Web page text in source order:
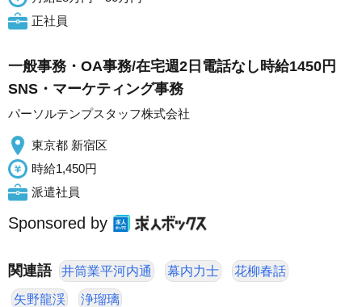
正社員
一般事務・OA事務/在宅週2日電話なし時給1450円
SNS・マーケティング事務
パーソルテンプスタッフ株式会社
東京都 新宿区
時給1,450円
派遣社員
Sponsored by
関連語 井筒業平河内通 幕内力士 花柳春話
矢野龍渓 浄瑠璃